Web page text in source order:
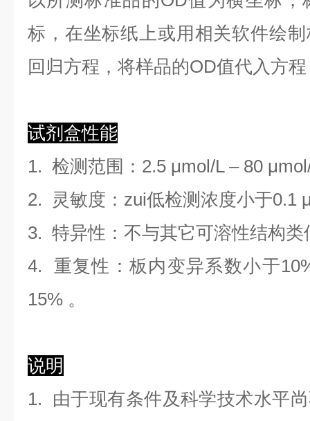
标，在坐标纸上或用相关软件绘制
回归方程 ， 将样品的OD值代入方
试剂盒性能
1. 检测范围 ： 2.5 μmol/L –80
2. 灵敏度：zui低检测浓度小于0.1
3. 特异性：不与其它可溶性结构类
4. 重复性：板内变异系数小于10
15% 。
说明
1. 由于现有条件及科学技术水平